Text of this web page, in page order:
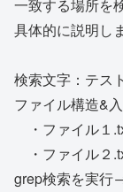
一致する場所を
具体的に説明し
検索文字：テスト
ファイル構造&
・ファイル１
・ファイル２
grep検索を実行